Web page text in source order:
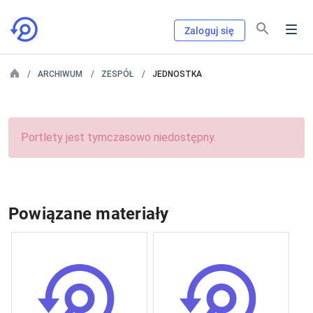
Zaloguj się
ARCHIWUM ZESPÓŁ JEDNOSTKA
Portlety jest tymczasowo niedostępny.
Powiązane materiały